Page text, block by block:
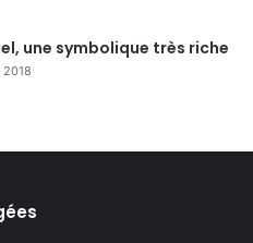
une symbolique très riche
2018